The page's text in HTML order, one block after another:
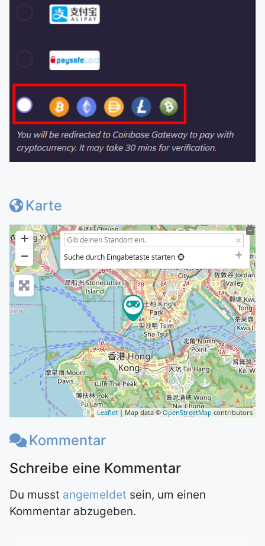
Karte
+
−
Suche durch Eingabetaste starten
Leaflet| Map data ©OpenStreetMap contributors
Kommentar
Du musst angemeldet sein, um einen
Kommentar abzugeben.